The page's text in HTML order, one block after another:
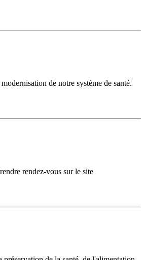
de notre système de santé.
rendez-vous sur le site